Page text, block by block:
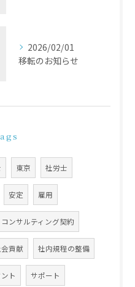
2026/02/01
移転のお知らせ
東京 社労士
安定 雇用
コンサルティング契約
貢献 社内規程の整備
ト サポート